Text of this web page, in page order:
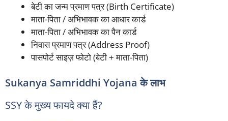
बेटी का जन्म प्रमाण पत्र (Birth Certificate)
माता-पिता / अभिभावक का आधार कार्ड
माता-पिता / अभिभावक का पैन कार्ड
निवास प्रमाण पत्र (Address Proof)
पासपोर्ट साइज़ फोटो (बेटी + माता-पिता)
Sukanya Samriddhi Yojana के लाभ
SSY के मुख्य फायदे क्या हैं?